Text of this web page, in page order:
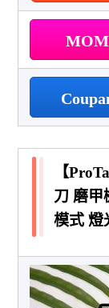
【
刀 磨甲
模式 燈